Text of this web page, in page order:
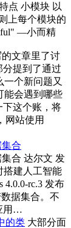
点 小模块 以
上每个模块的
—小而精
的文章里了讨
提到了通过
个新问题又
能会遇到哪些
下这个账，将
网站使用
集合
集合 达尔文 发
搭建人工智能
4.0.0-rc.3 发布
数据集合。不
用…
的类 大部分面